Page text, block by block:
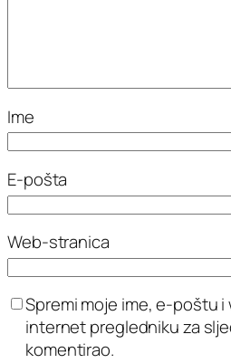
Ime
E-pošta
Web-stranica
Spremi moje ime, e-poštu
internet pregledniku za
komentirao.